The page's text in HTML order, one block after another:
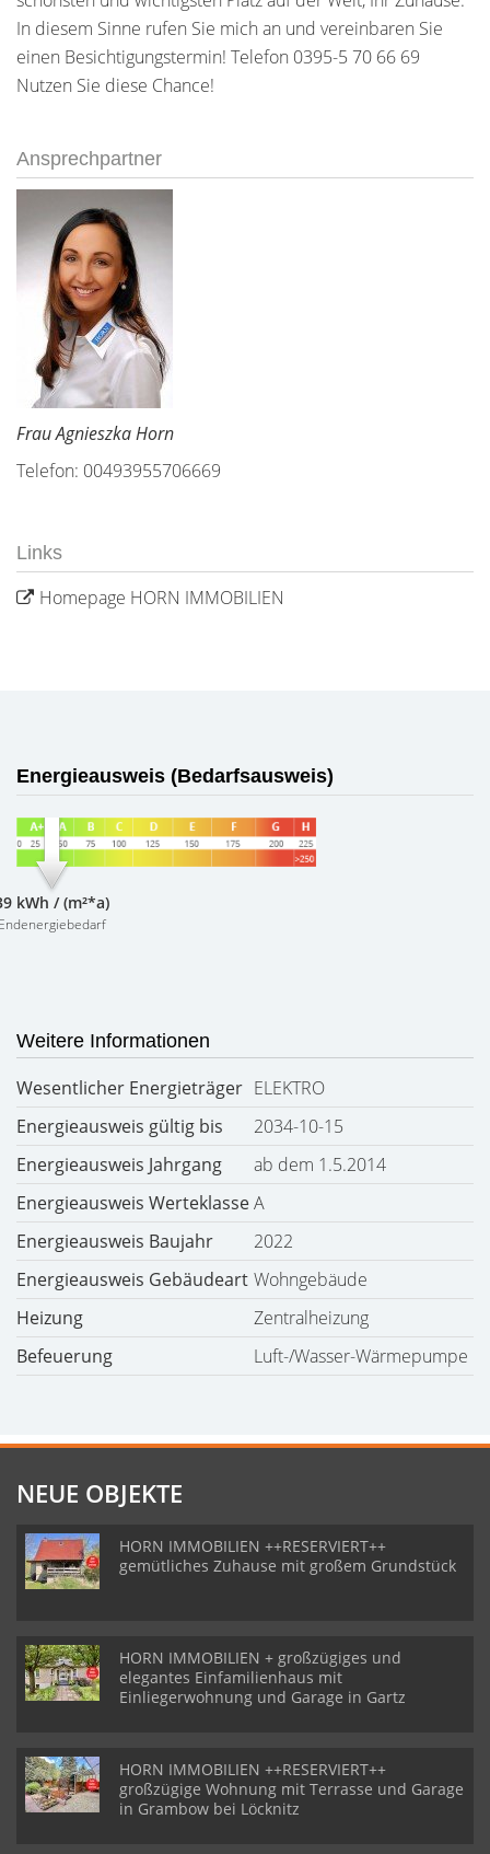
In diesem Sinne rufen Sie mich an und vereinbaren Sie
einen Besichtigungstermin! Telefon 0395-5 70 66 69
Nutzen Sie diese Chance!
Ansprechpartner
Frau Agnieszka Horn
Telefon: 00493955706669
Links
Homepage HORN IMMOBILIEN
Energieausweis (Bedarfsausweis)
kWh / (m²*a)
Weitere Informationen
Wesentlicher Energieträger ELEKTRO
Energieausweis gültig bis
2034-10-15
Energieausweis Jahrgang
ab dem 1.5.2014
Energieausweis WerteklasseA
Energieausweis Baujahr
2022
Energieausweis Gebäudeart Wohngebäude
Heizung
Zentralheizung
Befeuerung
Luft-/Wasser-Wärmepumpe
NEUE OBJEKTE
HORN IMMOBILIEN ++RESERVIERT++
gemütliches Zuhause mit großem Grundstück
HORN IMMOBILIEN + großzügiges und
elegantes Einfamilienhaus mit
Einliegerwohnung und Garage in Gartz
HORN IMMOBILIEN ++RESERVIERT++
großzügige Wohnung mit Terrasse und Garage
in Grambow bei Löcknitz